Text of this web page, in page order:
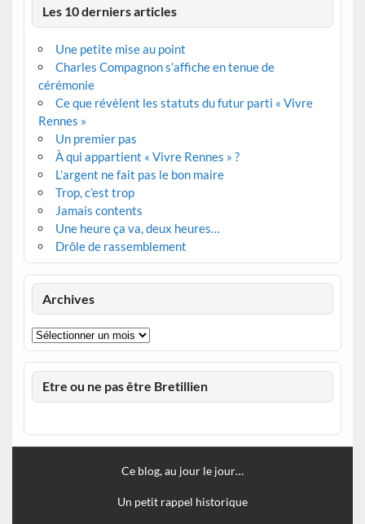
Les 10 derniers articles
Une petite mise au point
Charles Compagnon s’affiche en tenue de
cérémonie
Ce que révèlent les statuts du futur parti « Vivre
Rennes »
Un premier pas
À qui appartient « Vivre Rennes » ?
L’argent ne fait pas le bon maire
Trop, c’est trop
Jamais contents
Une heure ça va, deux heures…
Drôle de rassemblement
Archives
Archives
Etre ou ne pas être Bretillien
Ce blog, au jour le jour…
Un petit rappel historique